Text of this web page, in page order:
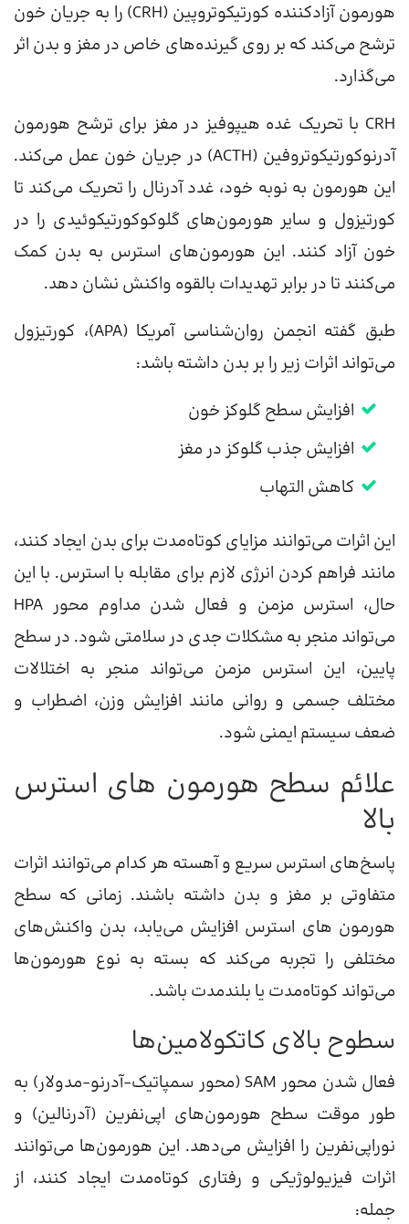
هورمون آزادکننده کورتیکوتروپین (CRH) را به جریان خون
ترشح می‌کند که بر روی گیرنده‌های خاص در مغز و بدن اثر
می‌گذارد.
CRH با تحریک غده هیپوفیز در مغز برای ترشح هورمون
آدرنوکورتیکوتروفین (ACTH) در جریان خون عمل می‌کند.
این هورمون به نوبه خود، غدد آدرنال را تحریک می‌کند تا
کورتیزول و سایر هورمون‌های گلوکوکورتیکوئیدی را در
خون آزاد کنند. این هورمون‌های استرس به بدن کمک
می‌کنند تا در برابر تهدیدات بالقوه واکنش نشان دهد.
طبق گفته انجمن روان‌شناسی آمریکا (APA)، کورتیزول
می‌تواند اثرات زیر را بر بدن داشته باشد:
افزایش سطح گلوکز خون
افزایش جذب گلوکز در مغز
کاهش التهاب
این اثرات می‌توانند مزایای کوتاه‌مدت برای بدن ایجاد کنند،
مانند فراهم کردن انرژی لازم برای مقابله با استرس. با این
حال، استرس مزمن و فعال شدن مداوم محور HPA
می‌تواند منجر به مشکلات جدی در سلامتی شود. در سطح
پایین، این استرس مزمن می‌تواند منجر به اختلالات
مختلف جسمی و روانی مانند افزایش وزن، اضطراب و
ضعف سیستم ایمنی شود.
علائم سطح هورمون های استرس
بالا
پاسخ‌های استرس سریع و آهسته هر کدام می‌توانند اثرات
متفاوتی بر مغز و بدن داشته باشند. زمانی که سطح
هورمون های استرس افزایش می‌یابد، بدن واکنش‌های
مختلفی را تجربه می‌کند که بسته به نوع هورمون‌ها
می‌تواند کوتاه‌مدت یا بلندمدت باشد.
سطوح بالای کاتکولامین‌ها
فعال شدن محور SAM (محور سمپاتیک-آدرنو-مدولار) به
طور موقت سطح هورمون‌های اپی‌نفرین (آدرنالین) و
نوراپی‌نفرین را افزایش می‌دهد. این هورمون‌ها می‌توانند
اثرات فیزیولوژیکی و رفتاری کوتاه‌مدت ایجاد کنند، از
جمله: